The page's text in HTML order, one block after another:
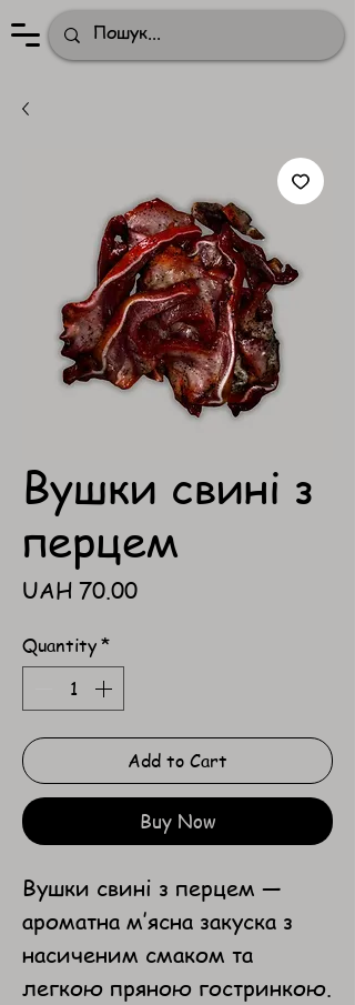
Вушки свині з
перцем
UAH 70.00Price
Quantity*
Add to Cart
Buy Now
Вушки свині з перцем —
ароматна м’ясна закуска з
насиченим смаком та
легкою пряною гостринкою.